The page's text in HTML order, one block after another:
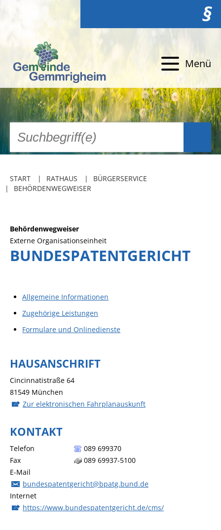
§
Menü
START RATHAUS
BÜRGERSERVICE
BEHÖRDENWEGWEISER
Behördenwegweiser
Externe Organisationseinheit
BUNDESPATENTGERICHT
Allgemeine Informationen
Zugehörige Leistungen
Formulare und Onlinedienste
HAUSANSCHRIFT
Cincinnatistraße 64
81549 München
Zur elektronischen Fahrplanauskunft
KONTAKT
Telefon
089 699370
Fax
089 69937-5100
E-Mail
bundespatentgericht@bpatg.bund.de
Internet
https://www.bundespatentgericht.de/cms/